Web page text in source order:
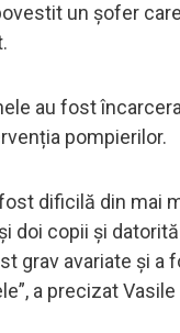
un șofer
au fost
pompierilor.
dificilă din mai
doi copii și
grav avariate și a
a precizat Vasile